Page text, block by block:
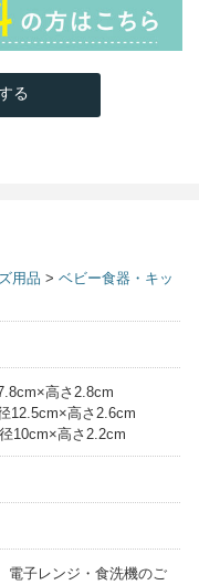
る
用品 > ベビー食器・キッ
高さ2.8cm
12.5cm×高さ2.6cm
10cm×高さ2.2cm
電子レンジ・食洗機のご